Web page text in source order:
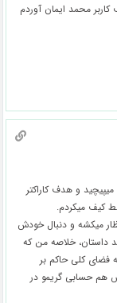
محمد ایمان آوردم
و هدف کاراکتر
کیف میکردم.
میکشه و دنبال خودش
داستان، خلاصه من که
فضای کلی حاکم بر
هم حسابی گریمو در